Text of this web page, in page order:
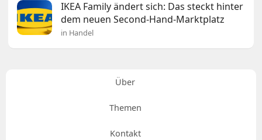
IKEA Family ändert sich: Das steckt hinter
dem neuen Second-Hand-Marktplatz
in Handel
Über
Themen
Kontakt